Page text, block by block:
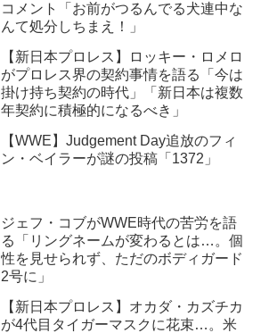
コメント「お前がつるんでる犬連中な
んて処分しちまえ！」
【新日本プロレス】ロッキー・ロメロ
がプロレス界の契約事情を語る「今は
掛け持ち契約の時代」「新日本は複数
年契約に積極的になるべき」
【WWE】Judgement Day追放のフィ
ン・ベイラーが謎の投稿「1372」
ジェフ・コブがWWE時代の苦労を語
る「リングネームが変わるとは…。個
性を見せられず、ただのボディガード
2号に」
【新日本プロレス】オカダ・カズチカ
が4代目タイガーマスクに花束…。米